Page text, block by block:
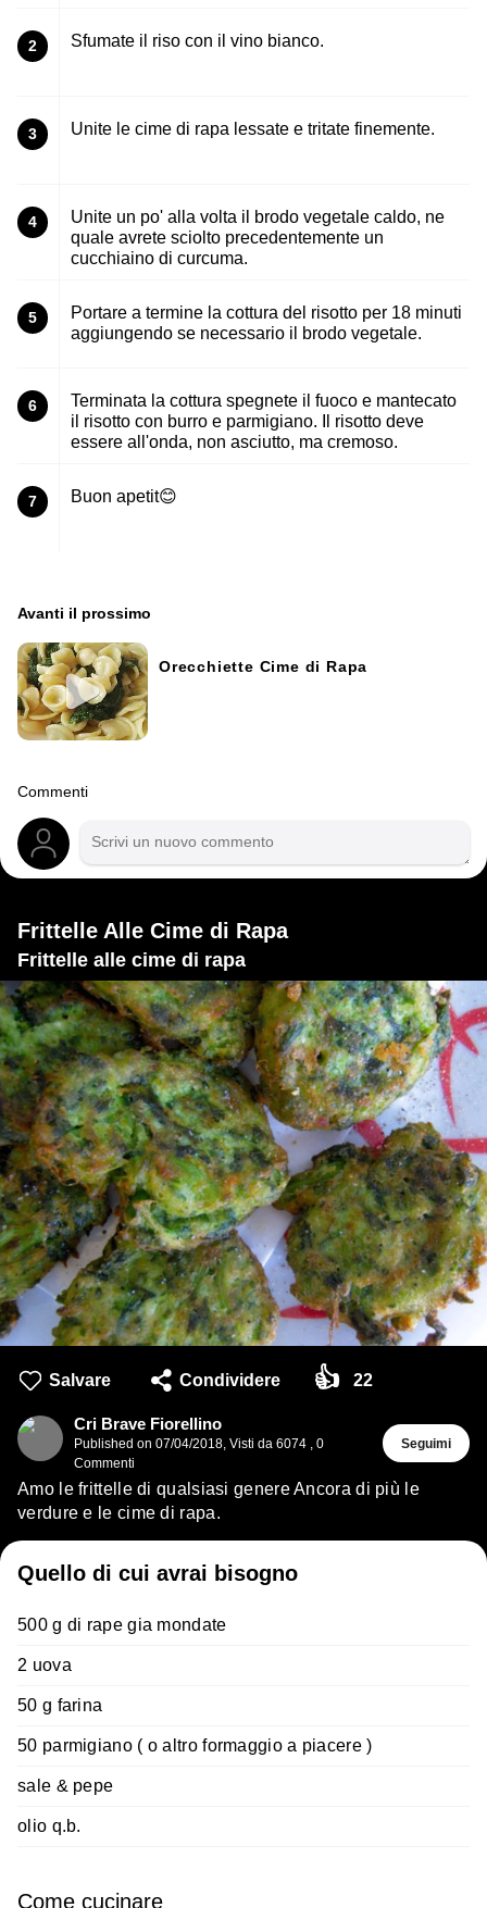
2 Sfumate il riso con il vino bianco.
3 Unite le cime di rapa lessate e tritate finemente.
4
Unite un po' alla volta il brodo vegetale caldo, ne
quale avrete sciolto precedentemente un
cucchiaino di curcuma.
5
Portare a termine la cottura del risotto per 18 minuti
aggiungendo se necessario il brodo vegetale.
6
Terminata la cottura spegnete il fuoco e mantecato
il risotto con burro e parmigiano. Il risotto deve
essere all'onda, non asciutto, ma cremoso.
7 Buon apetit😊
Avanti il ​​prossimo
Orecchiette Cime di Rapa
Commenti
Frittelle Alle Cime di Rapa
Frittelle alle cime di rapa
Salvare Condividere 👍 22
Cri Brave Fiorellino
Published on 07/04/2018 Visti da 6074
0
Commenti
Seguimi
Amo le frittelle di qualsiasi genere Ancora di più le
verdure e le cime di rapa.
Quello di cui avrai bisogno
500 g di rape gia mondate
2 uova
50 g farina
50 parmigiano ( o altro formaggio a piacere )
sale & pepe
olio q.b.
Come cucinare